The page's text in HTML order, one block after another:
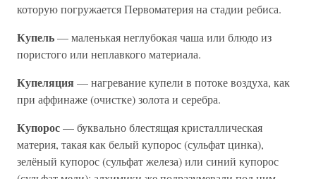
которую погружается Первоматерия на стадии ребиса.
Купель— маленькая неглубокая чаша или блюдо из
пористого или неплавкого материала.
Купеляция — нагревание купели в потоке воздуха, как
при аффинаже (очистке) золота и серебра.
Купорос— буквально блестящая кристаллическая
материя, такая как белый купорос (сульфат цинка),
зелёный купорос (сульфат железа) или синий купорос